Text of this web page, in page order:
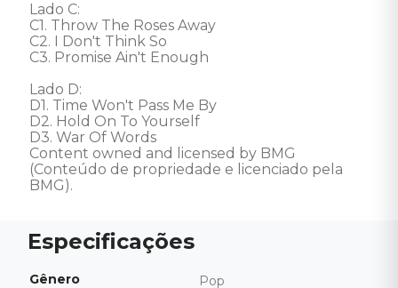
Lado C:
C1. Throw The Roses Away
C2. I Don't Think So
C3. Promise Ain't Enough
Lado D:
D1. Time Won't Pass Me By
D2. Hold On To Yourself
D3. War Of Words
Content owned and licensed by BMG
(Conteúdo de propriedade e licenciado pela
BMG).
Gênero Pop